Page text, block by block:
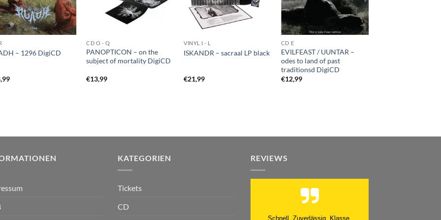
– 1296 DigiCD
CD O - Q
PANOPTICON – on the
subject of mortality DigiCD
€13,99
VINYL I - L
ISKANDR – sacraal LP black
€21,99
CD E
EVILFEAST / UUNTAR –
odes to land of past
traditionsd DigiCD
€12,99
KATEGORIEN
Tickets
CD
REVIEWS
Moinsen, hat alles super geklappt.